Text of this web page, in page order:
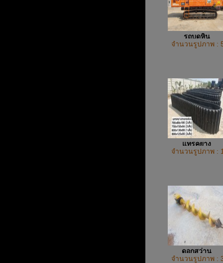
รถบดหิน
จำนวนรูปภาพ :
แทรคยาง
จำนวนรูปภาพ :
ดอกสว่าน
จำนวนรูปภาพ :